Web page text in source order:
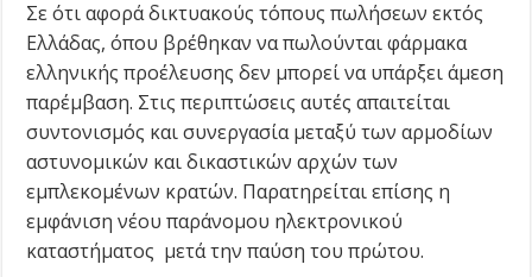
Σε ότι αφορά δικτυακούς τόπους πωλήσεων εκτός
Ελλάδας, όπου βρέθηκαν να πωλούνται φάρμακα
ελληνικής προέλευσης δεν μπορεί να υπάρξει άμεση
παρέμβαση. Στις περιπτώσεις αυτές απαιτείται
συντονισμός και συνεργασία μεταξύ των αρμοδίων
αστυνομικών και δικαστικών αρχών των
εμπλεκομένων κρατών. Παρατηρείται επίσης η
εμφάνιση νέου παράνομου ηλεκτρονικού
καταστήματος μετά την παύση του πρώτου.